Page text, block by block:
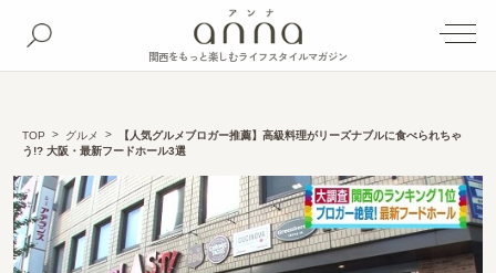
関西をもっと楽しむライフスタイルマガジン
TOP グルメ
【人気グルメブロガー推薦】高級料理がリーズナブルに食べられちゃ
う!? 大阪・最新フードホール3選